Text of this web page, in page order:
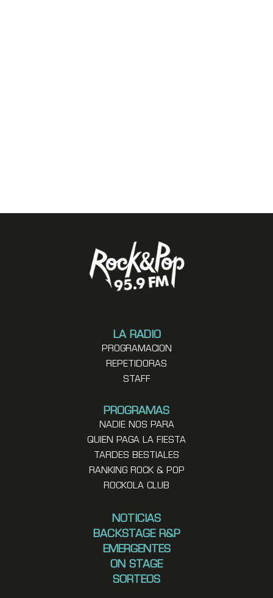
LA RADIO
PROGRAMACION
REPETIDORAS
STAFF
PROGRAMAS
NADIE NOS PARA
QUIEN PAGA LA FIESTA
TARDES BESTIALES
RANKING ROCK & POP
ROCKOLA CLUB
NOTICIAS
BACKSTAGE R&P
EMERGENTES
ON STAGE
SORTEOS